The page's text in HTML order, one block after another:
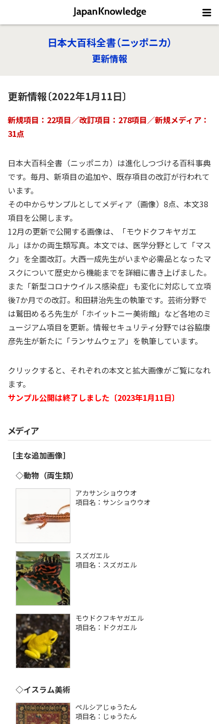
日本大百科全書（ニッポニカ）
更新情報
更新情報〔2022年1月11日〕
新規項目：22項目／改訂項目：278項目／新規メディア：
31点
日本大百科全書（ニッポニカ）は進化しつづける百科事典
です。毎月、新項目の追加や、既存項目の改訂が行われて
います。
その中からサンプルとしてメディア（画像）8点、本文38
項目を公開します。
12月の更新で公開する画像は、「モウドクフキヤガエ
ル」ほかの両生類写真。本文では、医学分野として「マス
ク」を全面改訂。大西一成先生がいまや必需品となったマ
スクについて歴史から機能までを詳細に書き上げました。
また「新型コロナウイルス感染症」も変化に対応して立項
後7か月での改訂。和田耕治先生の執筆です。芸術分野で
は鷲田めるろ先生が「ホイットニー美術館」など各地のミ
ュージアム項目を更新。情報セキュリティ分野では谷脇康
彦先生が新たに「ランサムウェア」を執筆しています。
クリックすると、それぞれの本文と拡大画像がご覧になれ
ます。
サンプル公開は終了しました〔2023年1月11日〕
メディア
［主な追加画像］
◇動物（両生類）
アカサンショウウオ
項目名：サンショウウオ
スズガエル
項目名：スズガエル
モウドクフキヤガエル
項目名：ドクガエル
◇イスラム美術
ペルシアじゅうたん
項目名：じゅうたん